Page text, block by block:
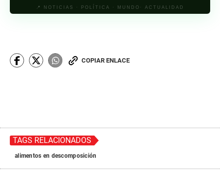
📍 NOTICIAS · POLÍTICA · MUNDO· ACTUALIDAD
COPIAR ENLACE
TAGS RELACIONADOS
alimentos en descomposición